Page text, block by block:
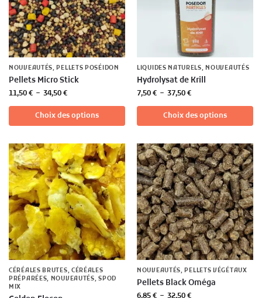
NOUVEAUTÉS, PELLETS POSÉIDON
Pellets Micro Stick
11,50€ – 34,50€
Choix des options
LIQUIDES NATURELS, NOUVEAUTÉS
Hydrolysat de Krill
7,50€ – 37,50€
Choix des options
CÉRÉALES BRUTES, CÉRÉALES
PRÉPARÉES, NOUVEAUTÉS,SPOD
MIX
NOUVEAUTÉS, PELLETS VÉGÉTAUX
Pellets Black Oméga
6,85€ – 32,50€